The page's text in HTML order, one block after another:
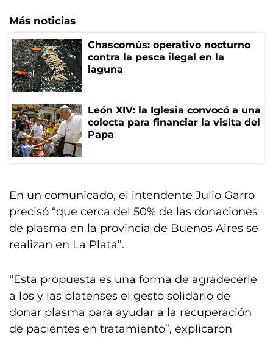
Más noticias
Chascomús: operativo nocturno
contra la pesca ilegal en la
laguna
León XIV: la Iglesia convocó a una
colecta para financiar la visita del
Papa
En un comunicado, el intendente Julio Garro
precisó “que cerca del 50% de las donaciones
de plasma en la provincia de Buenos Aires se
realizan en La Plata”.
“Esta propuesta es una forma de agradecerle
a los y las platenses el gesto solidario de
donar plasma para ayudar a la recuperación
de pacientes en tratamiento”, explicaron